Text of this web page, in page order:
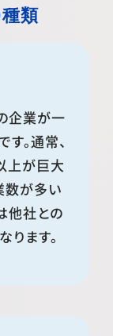
類
企業が一
。通常、
上が巨大
数が多い
他社との
ます。